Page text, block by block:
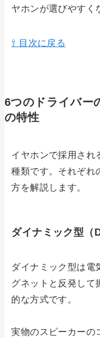
ヤホンが選びやすく
⇧ 目次に戻る
6つのドライバー
の特性
イヤホンで採用され
種類です。それぞれ
方を解説します。
ダイナミック型（
ダイナミック型は電
グネットと反発して
的な方式です。
実物のスピーカーの